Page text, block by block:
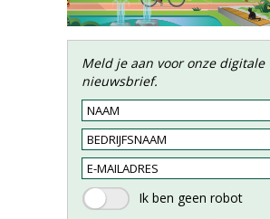
Meld je aan voor onze digitale
nieuwsbrief.